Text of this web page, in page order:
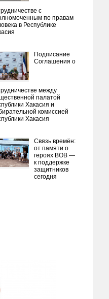
с
по правам
в Республике
Подписание
Соглашения о
между
палатой
Хакасия и
комиссией
Хакасия
Связь времён:
от памяти о
героях ВОВ —
к поддержке
защитников
сегодня